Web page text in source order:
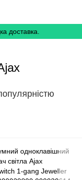
доставка.